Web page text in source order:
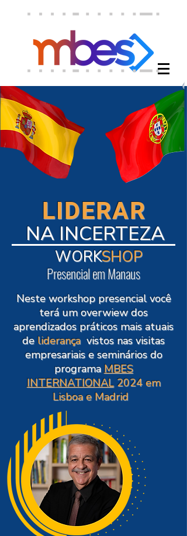
NA INCERTEZA
LIDERAR
Presencial em Manaus
WORKSHOP
Neste workshop presencial você
terá um overwiew dos
aprendizados práticos mais atuais
deliderançavistos nas visitas
empresariais e seminários do
programaMBES
INTERNATIONAL2024 em
Lisboa e Madrid